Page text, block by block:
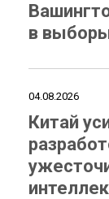
в
04.08.2026
Китай